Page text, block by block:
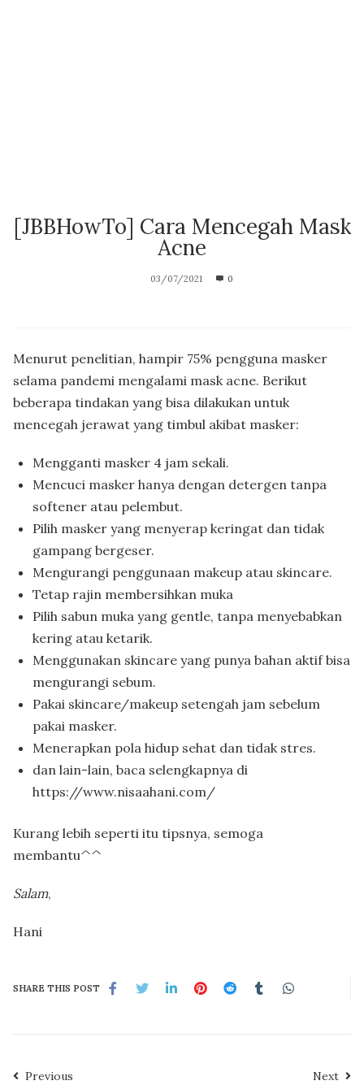
[JBBHowTo] Cara Mencegah Mask
Acne
03/07/2021 0
Menurut penelitian, hampir 75% pengguna masker
selama pandemi mengalami mask acne. Berikut
beberapa tindakan yang bisa dilakukan untuk
mencegah jerawat yang timbul akibat masker:
Mengganti masker 4 jam sekali.
Mencuci masker hanya dengan detergen tanpa
softener atau pelembut.
Pilih masker yang menyerap keringat dan tidak
gampang bergeser.
Mengurangi penggunaan makeup atau skincare.
Tetap rajin membersihkan muka
Pilih sabun muka yang gentle, tanpa menyebabkan
kering atau ketarik.
Menggunakan skincare yang punya bahan aktif bisa
mengurangi sebum.
Pakai skincare/makeup setengah jam sebelum
pakai masker.
Menerapkan pola hidup sehat dan tidak stres.
dan lain-lain, baca selengkapnya di
https://www.nisaahani.com/
Kurang lebih seperti itu tipsnya, semoga
membantu^^
Salam,
Hani
SHARE THIS POST
Previous Next